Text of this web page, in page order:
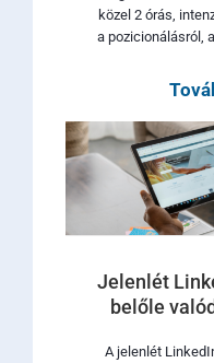
közel 2 órás,
a pozicionálásról,
Jelenlét
belőle
A jelenlét